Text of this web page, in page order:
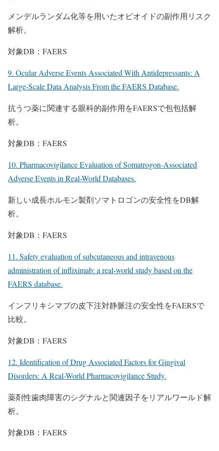
メンデルランダム化等を用いたオピオイドの副作用リスク
解析。
対象DB：FAERS
9. Ocular Adverse Events Associated With Antidepressants: A
Large-Scale Data Analysis From the FAERS Database.
抗うつ薬に関連する眼科的副作用をFAERSで包包括解
析。
対象DB：FAERS
10. Pharmacovigilance Evaluation of Somatrogon-Associated
Adverse Events in Real-World Databases.
新しい成長ホルモン製剤ソマトロゴンの安全性をDB解
析。
対象DB：FAERS
11. Safety evaluation of subcutaneous and intravenous
administration of infliximab: a real-world study based on the
FAERS database.
インフリキシマブの皮下注対静脈注の安全性をFAERSで
比較。
対象DB：FAERS
12. Identification of Drug Associated Factors for Gingival
Disorders: A Real-World Pharmacovigilance Study.
薬剤性歯肉障害のシグナルと関連因子をリアルワールド解
析。
対象DB：FAERS